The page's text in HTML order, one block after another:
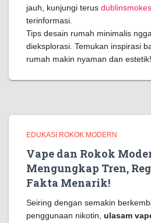
jauh, kunjungi terus
terinformasi.
Tips desain rumah minimalis
dieksplorasi. Temukan inspirasi
rumah makin nyaman dan estetik!
EDUKASI ROKOK MODERN
Vape dan Rokok
Mengungkap Tren,
Fakta Menarik!
Seiring dengan semakin
penggunaan nikotin, ulasam